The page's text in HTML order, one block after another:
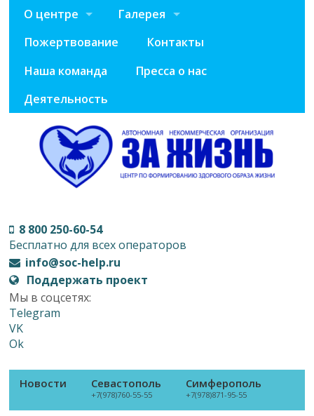
О центре
Галерея
Пожертвование
Контакты
Наша команда
Пресса о нас
Деятельность
8 800 250-60-54
Бесплатно для всех операторов
info@soc-help.ru
Поддержать проект
Мы в соцсетях:
Telegram
VK
Ok
Новости Севастополь
+7(978)760-55-55
Симферополь
+7(978)871-95-55